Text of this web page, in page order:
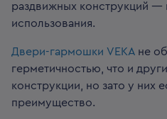
раздвижных конструкций —
использования.
Двери-гармошки VEKA не
герметичностью, что и
конструкции, но зато у них
преимущество.